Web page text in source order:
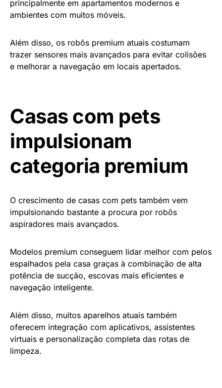
principalmente em apartamentos modernos e
ambientes com muitos móveis.
Além disso, os robôs premium atuais costumam
trazer sensores mais avançados para evitar colisões
e melhorar a navegação em locais apertados.
Casas com pets
impulsionam
categoria premium
O crescimento de casas com pets também vem
impulsionando bastante a procura por robôs
aspiradores mais avançados.
Modelos premium conseguem lidar melhor com pelos
espalhados pela casa graças à combinação de alta
potência de sucção, escovas mais eficientes e
navegação inteligente.
Além disso, muitos aparelhos atuais também
oferecem integração com aplicativos, assistentes
virtuais e personalização completa das rotas de
limpeza.